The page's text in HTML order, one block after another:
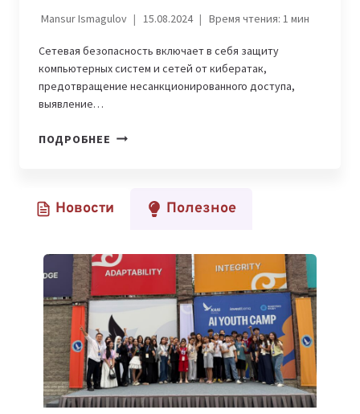
Mansur Ismagulov 15.08.2024 Время чтения: 1мин
Сетевая безопасность включает в себя защиту
компьютерных систем и сетей от кибератак,
предотвращение несанкционированного доступа,
выявление…
ПОДРОБНЕЕ С
В
ПРОФЕССИИ,
И
ПОЛЕЗНЫЕ
РЕСУРСЫ
Новости Полезное